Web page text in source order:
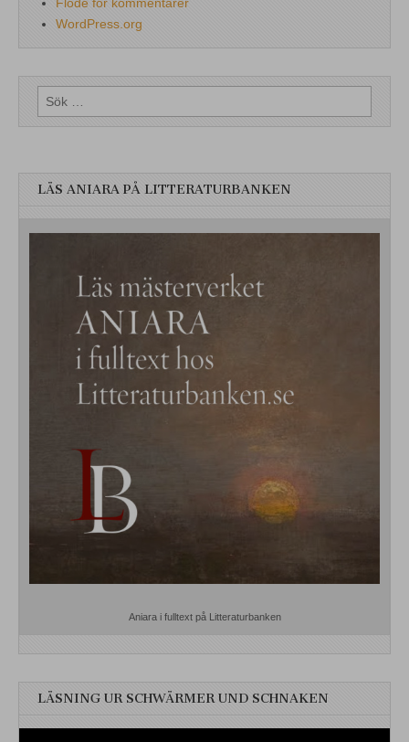
WordPress.org
Sök
efter:
LÄS ANIARA PÅ LITTERATURBANKEN
Aniara i fulltext på Litteraturbanken
LÄSNING UR SCHWÄRMER UND SCHNAKEN